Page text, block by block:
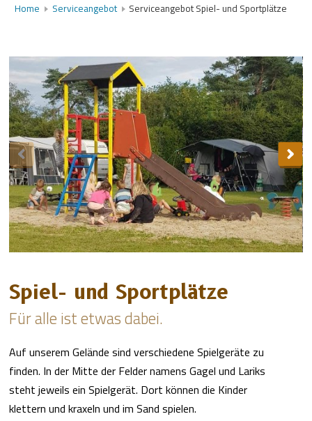
Home Serviceangebot Serviceangebot Spiel- und Sportplätze
Spiel- und Sportplätze
Für alle ist etwas dabei.
Auf unserem Gelände sind verschiedene Spielgeräte zu
finden. In der Mitte der Felder namens Gagel und Lariks
steht jeweils ein Spielgerät. Dort können die Kinder
klettern und kraxeln und im Sand spielen.